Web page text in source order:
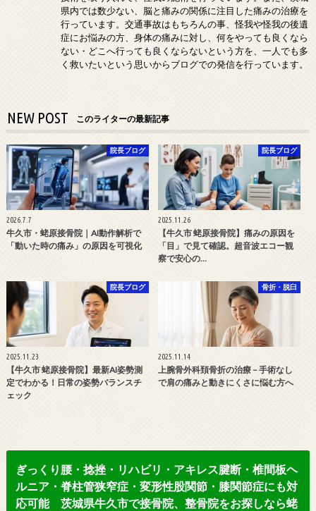
県内では数少ない、脳と痛みの関係に注目した痛みの治療を
行っています。交通事故はもちろんの事、怪我や怪我の後遺
症にお悩みの方、身体の痛みに対し、何をやっても良くなら
ない・どこへ行っても良くならないという方を、一人でも多
く救いたいという思いからブログでの発信を行っています。
NEW POST このライターの最新記事
院長ブログ
2026.7.7
牛久市・蛯原接骨院｜AI動作解析で
「動いた時の痛み」の原因を可視化
院長ブログ
2025.11.26
【牛久市 蛯原接骨院】痛みの原因を
「目」で見て確認。超音波エコー観
察で安心の…
院長ブログ
2025.11.23
【牛久市 蛯原接骨院】最新AI姿勢測
定でわかる！日常の姿勢バランスチ
ェック
骨折・脱臼
2025.11.14
上腕骨外科頚骨折の治療 – 手術なし
で肩の痛みと動きにくさに悩む方へ
ぎっくり腰・捻挫・リハビリ・アキレス腱断・椎間板ヘ
ルニア・脊柱管狭窄症・変形性股関節・膝関節症にも対
応可能 茨城県牛久市で接骨院、整骨院をお探しなら蛯